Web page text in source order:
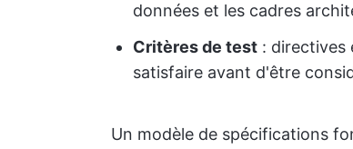
données et les cadres
Critères de test : directives
satisfaire avant d'être
Un modèle de spécifications